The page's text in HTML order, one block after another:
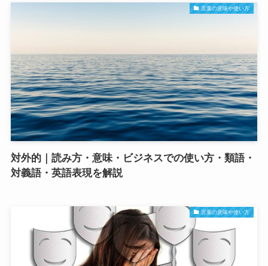
言葉の意味や使い方
対外的｜読み方・意味・ビジネスでの使い方・類語・
対義語・英語表現を解説
言葉の意味や使い方